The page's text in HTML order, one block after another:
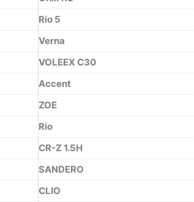
Rio 5
Verna
VOLEEX C30
Accent
ZOE
Rio
CR-Z 1.5H
SANDERO
CLIO